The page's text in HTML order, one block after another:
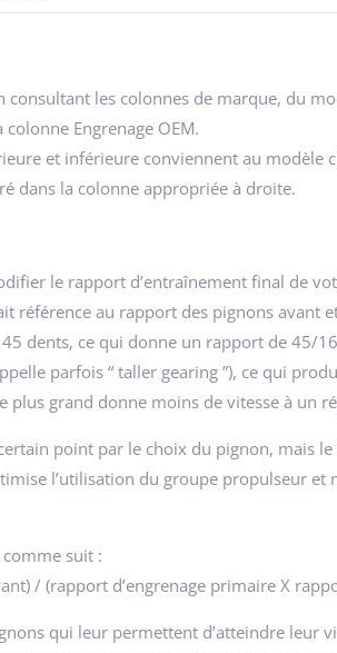
les colonnes de marque, du
Engrenage OEM.
et inférieure conviennent au
dans la colonne appropriée à droite.
le rapport d’entraînement final de
référence au rapport des pignons avant
dents, ce qui donne un rapport de 45/
parfois “ taller gearing ”), ce qui
grand donne moins de vitesse à un
point par le choix du pignon, mais
l’utilisation du groupe propulseur
suit :
/ (rapport d’engrenage primaire X
qui leur permettent d’atteindre leur